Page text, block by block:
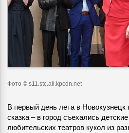
Фото © s11.stc.all.kpcdn.net
В первый день лета в
сказка – в город съехались
любительских театров кукол из